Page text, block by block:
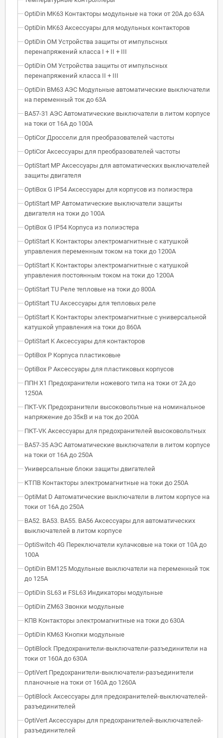
OptiDin MK63 Контакторы модульные на токи от 20А до 63А
OptiDin MK63 Аксессуары для модульных контакторов
OptiDin OM Устройства защиты от импульсных
перенапряжений класса I + II + III
OptiDin OM Устройства защиты от импульсных
перенапряжений класса II + III
OptiDin BM63 АЭС Модульные автоматические выключатели
на переменный ток до 63А
ВА57-31 АЭС Автоматические выключатели в литом корпусе
на токи от 16А до 100А
OptiCor Дроссели для преобразователей частоты
OptiCor Аксессуары для преобразователей частоты
OptiStart MP Аксессуары для автоматических выключателей
защиты двигателя
OptiBox G IP54 Аксессуары для корпусов из полиэстера
OptiStart MP Автоматические выключатели защиты
двигателя на токи до 100А
OptiBox G IP54 Корпуса из полиэстера
OptiStart K Контакторы электромагнитные с катушкой
управления переменным током на токи до 1200А
OptiStart K Контакторы электромагнитные с катушкой
управления постоянным током на токи до 1200А
OptiStart TU Реле тепловые на токи до 800А
OptiStart TU Аксессуары для тепловых реле
OptiStart K Контакторы электромагнитные с универсальной
катушкой управления на токи до 860А
OptiStart K Аксессуары для контакторов
OptiBox P Корпуса пластиковые
OptiBox P Аксессуары для пластиковых корпусов
ППН Х1 Предохранители ножевого типа на токи от 2А до
1250А
ПКТ-VK Предохранители высоковольтные на номинальное
напряжение до 35кВ и на ток до 200А
ПКТ-VK Аксессуары для предохранителей высоковольтных
ВА57-35 АЭС Автоматические выключатели в литом корпусе
на токи от 16А до 250А
Универсальные блоки защиты двигателей
КТПВ Контакторы электромагнитные на токи до 250А
OptiMat D Автоматические выключатели в литом корпусе на
токи от 16А до 250А
ВА52. ВА53. ВА55. ВА56 Аксессуары для автоматических
выключателей в литом корпусе
OptiSwitch 4G Переключатели кулачковые на токи от 10А до
100А
OptiDin BM125 Модульные выключатели на переменный ток
до 125А
OptiDin SL63 и FSL63 Индикаторы модульные
OptiDin ZM63 Звонки модульные
КПВ Контакторы электромагнитные на токи до 630А
OptiDin КМ63 Кнопки модульные
OptiBlock Предохранители-выключатели-разъединители на
токи от 160А до 630А
OptiVert Предохранители-выключатели-разъединители
планочные на токи от 160А до 1260А
OptiBlock Аксессуары для предохранителей-выключателей-
разъединителей
OptiVert Аксессуары для предохранителей-выключателей-
разъединителей